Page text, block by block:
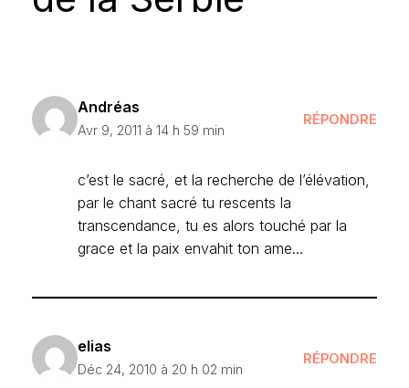
Andréas
Avr 9, 2011 à 14 h 59 min
RÉPONDRE
c’est le sacré, et la recherche de l’élévation,
par le chant sacré tu rescents la
transcendance, tu es alors touché par la
grace et la paix envahit ton ame…
elias
Déc 24, 2010 à 20 h 02 min
RÉPONDRE